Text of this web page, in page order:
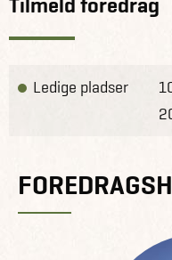
området og dermed
marginaliserede
smukke natur og
tidspunkter for
naturskønne billeder
få eventyrlysten frem –
Ledige pladser